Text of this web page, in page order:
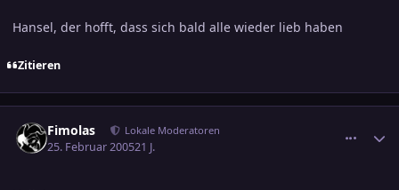
Hansel, der hofft, dass sich bald alle wieder lieb haben
Zitieren
Fimolas Lokale Moderatoren
25. Februar 200521 J.